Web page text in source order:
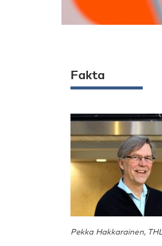
Fakta
Pekka Hakkarainen, THL